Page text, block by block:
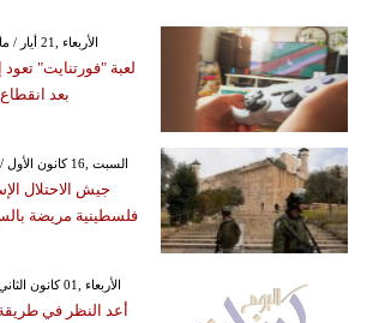
GMT 21:38 2025 الأربعاء ,21 أيار / مايو
لعبة "فورتنايت"
بعد انقطاع دام
GMT 07:18 2023 السبت ,16 كانون الأول / ديسمبر
جيش الاحتلال
فلسطينية مريضة
GMT 09:23 2020 الأربعاء ,01 كانون الثاني / يناير
أعد النظر في